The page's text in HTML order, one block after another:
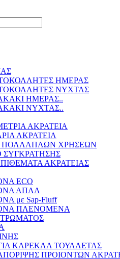
ΗΜΕΡΑΣ
ΝΥΧΤΑΣ
ΗΜΕΡΑΣ..
ΝΥΧΤΑΣ..
ΑΚΡΑΤΕΙΑ
ΑΚΡΑΤΕΙΑ
ΠΟΛΛΑΠΛΩΝ ΧΡΗΣΕΩΝ
ΑΚΡΑΤΕΙΑΣ
ECO
ΑΠΛΑ
με Sap-Fluff
ΠΛΕΝΟΜΕΝΑ
ΚΑΡΕΚΛΑ ΤΟΥΑΛΕΤΑΣ
ΠΡΟΙΟΝΤΩΝ